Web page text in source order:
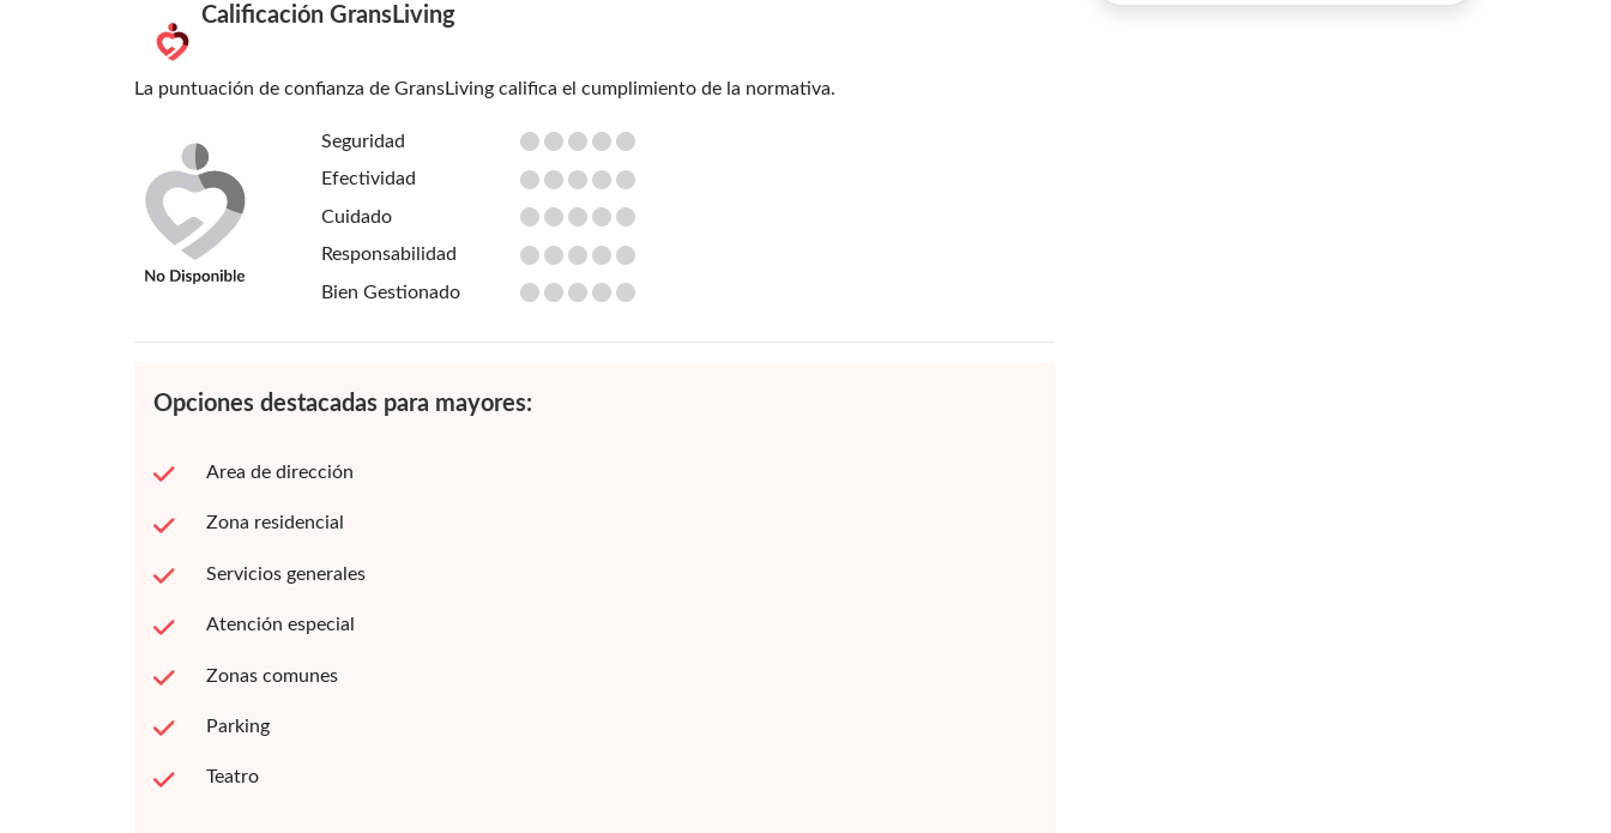
Calificación GransLiving
La puntuación de confianza de GransLiving califica el cumplimiento de la normativa.
Seguridad
Efectividad
Cuidado
Responsabilidad
Bien Gestionado
Opciones destacadas para mayores:
Area de dirección
Zona residencial
Servicios generales
Atención especial
Zonas comunes
Parking
Teatro